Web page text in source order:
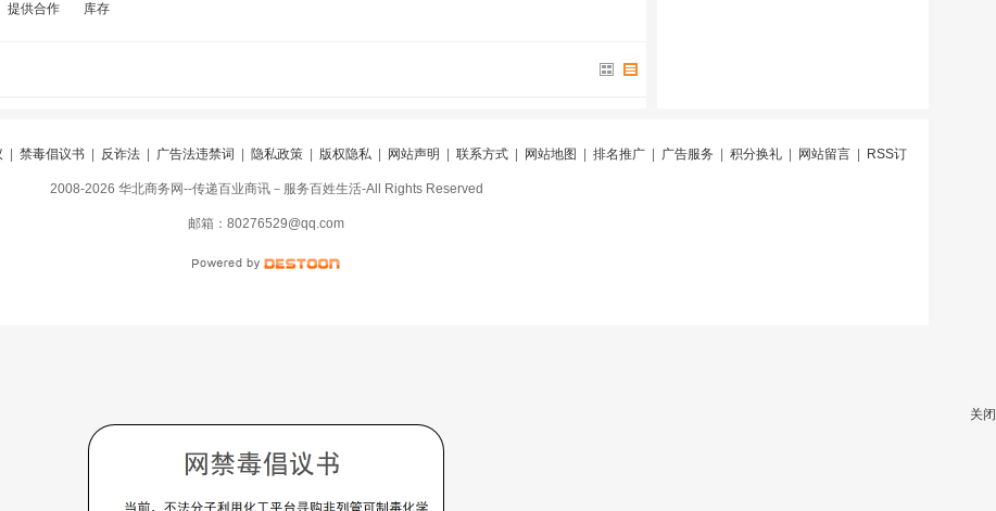
提供合作 库存
禁毒倡议书| 反诈法| 广告法违禁词 隐私政策| 版权隐私| 网站声明 联系方式| 网站地图 排名推广| 广告服务 积分换礼| 网站留言| RSS订
阅|违规举报|冀ICP备16010583号-5 |冀公网安备13098402000099号
2008-2026 华北商务网--传递百业商讯－服务百姓生活-All Rights Reserved
邮箱：80276529@qq.com
关闭